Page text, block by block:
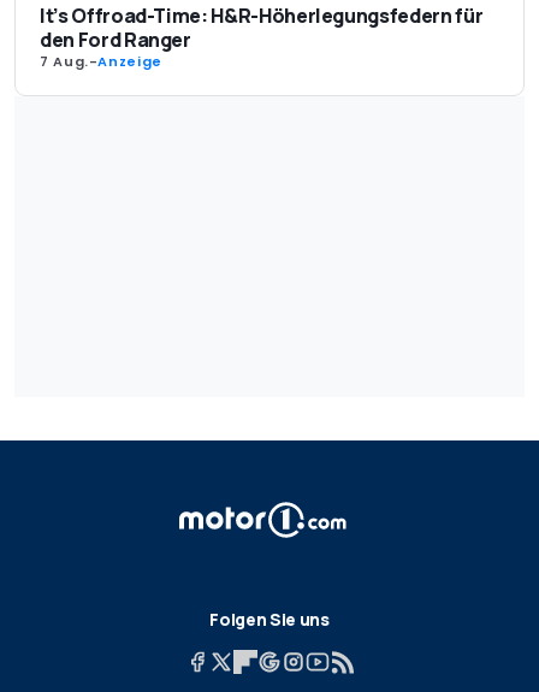
It’s Offroad-Time: H&R-Höherlegungsfedern für
den Ford Ranger
7 Aug.-Anzeige
Folgen Sie uns